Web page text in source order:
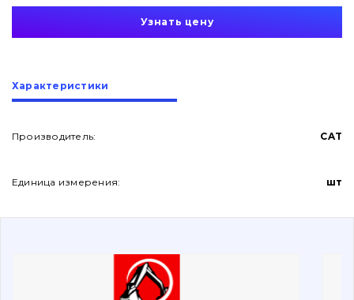
О нас
Контакты
Вакансии
Фильтры и смазочные материалы
Узнать цену
Характеристики
Производитель: CAT
Единица измерения: шт